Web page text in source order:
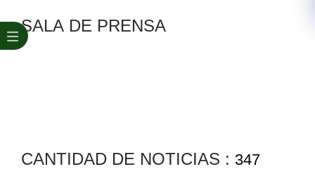
​SALA ​DE PRENSA
CANTIDAD DE NOTICIAS : 347